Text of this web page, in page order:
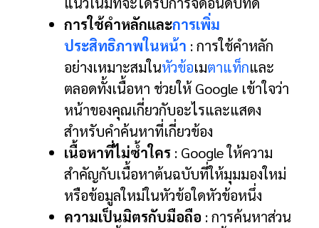
การใช้คำหลักและการเพิ่ม
ประสิทธิภาพในหน้า : การใช้คำหลัก
อย่างเหมาะสมในหัวข้อเมตาแท็กและ
ตลอดทั้งเนื้อหา ช่วยให้ Google เข้าใจว่า
หน้าของคุณเกี่ยวกับอะไรและแสดง
สำหรับคำค้นหาที่เกี่ยวข้อง
เนื้อหาที่ไม่ซ้ำใคร : Google ให้ความ
สำคัญกับเนื้อหาต้นฉบับที่ให้มุมมองใหม่
หรือข้อมูลใหม่ในหัวข้อใดหัวข้อหนึ่ง
ความเป็นมิตรกับมือถือ : การค้นหาส่วน